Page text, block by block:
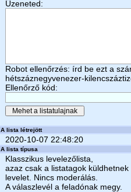
Üzeneted:
Robot ellenőrzés: írd be ezt a
hétszáznegyvenezer-
Ellenőrző kód:
A lista létrejött
2020-10-07 22:48:20
A lista típusa
Klasszikus levelezőlista,
azaz csak a listatagok küldhetnek
levelet. Nincs moderálás.
A válaszlevél a feladónak megy.